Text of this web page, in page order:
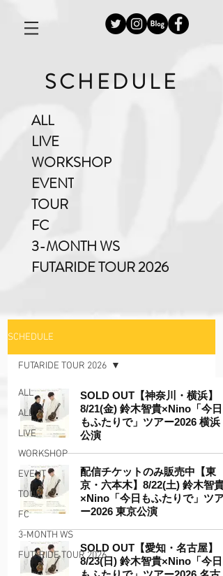
SCHEDULE
ALL
LIVE
WORKSHOP
EVENT
TOUR
FC
3-MONTH WS
FUTARIDE TOUR 2026
SCHEDULE
ALL
ALL
LIVE
WORKSHOP
EVENT
TOUR
FC
3-MONTH WS
FUTARIDE TOUR 2026
FUTARIDE TOUR 2026
SOLD OUT【神奈川・横浜】
8/21(金) 鈴木智貴×Nino「今日
もふたりで」ツアー2026 横浜
公演
配信チケットのみ販売中【東
京・六本木】8/22(土) 鈴木智貴
×Nino「今日もふたりで」ツア
ー2026 東京公演
SOLD OUT【愛知・名古屋】
8/23(日) 鈴木智貴×Nino「今日